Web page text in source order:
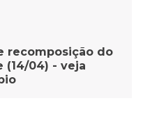
recomposição do
(14/04) - veja